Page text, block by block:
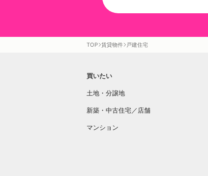
TOP 賃貸物件 戸建住宅
買いたい
土地・分譲地
新築・中古住宅／店舗
マンション